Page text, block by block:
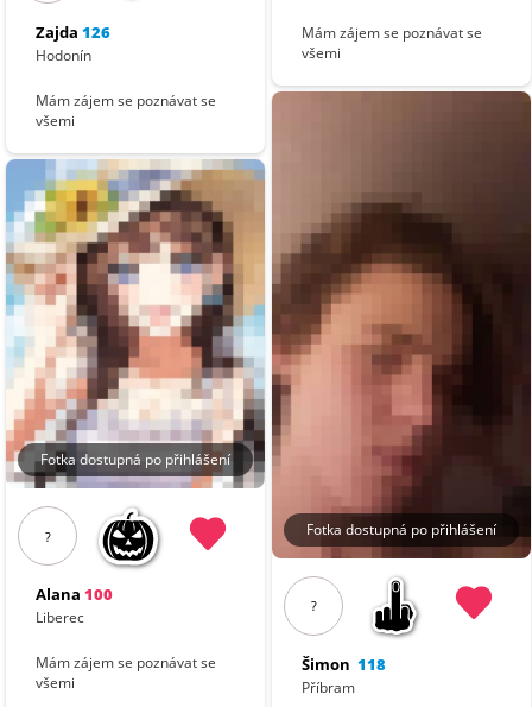
Zajda 126
Hodonín
Mám zájem se poznávat se
všemi
Fotka dostupná po přihlášení
?
Alana 100
Liberec
Mám zájem se poznávat se
všemi
Mám zájem se poznávat se
všemi
Fotka dostupná po přihlášení
?
Šimon 118
Příbram